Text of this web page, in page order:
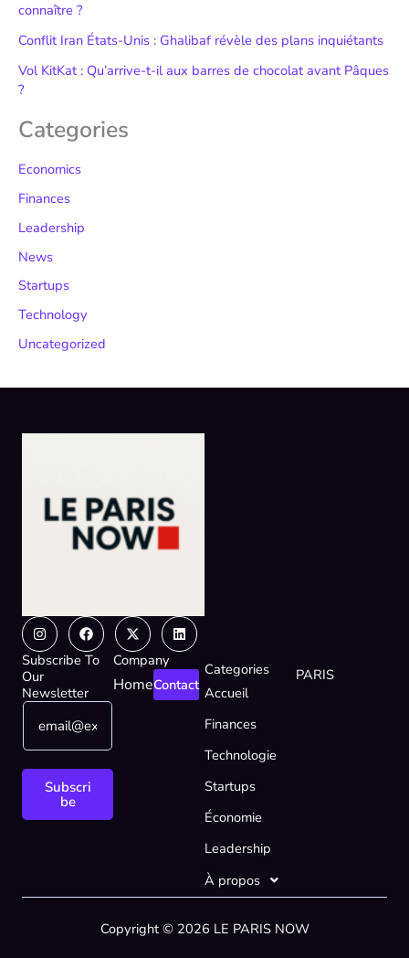
connaître ?
Conflit Iran États-Unis : Ghalibaf révèle des plans inquiétants
Vol KitKat : Qu’arrive-t-il aux barres de chocolat avant Pâques
?
Categories
Economics
Finances
Leadership
News
Startups
Technology
Uncategorized
InstagramFacebook
X-
twitter
Linkedin
Subscribe To
Our
Newsletter
*
m
E
E
a
Subscri
be
Company
HomeContact
Categories
Accueil
Finances
Technologie
Startups
Économie
Leadership
À propos
PARIS
Copyright © 2026 LE PARIS NOW